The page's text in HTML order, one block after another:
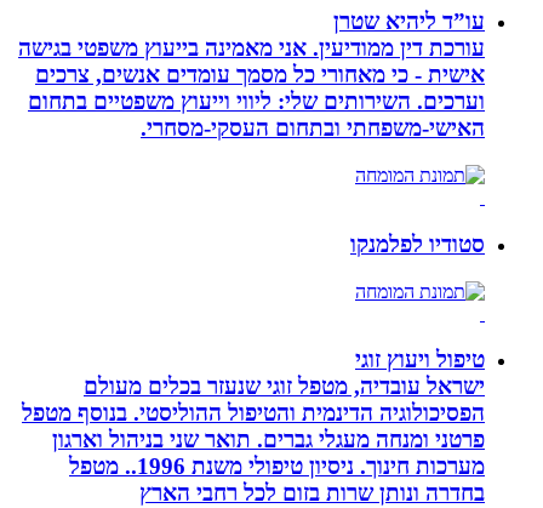
עו”ד ליהיא שטרן
עורכת דין ממודיעין. אני מאמינה בייעוץ משפטי בגישה
אישית - כי מאחורי כל מסמך עומדים אנשים, צרכים
וערכים. השירותים שלי: ליווי וייעוץ משפטיים בתחום
האישי-משפחתי ובתחום העסקי-מסחרי.
סטודיו לפלמנקו
טיפול ויעוץ זוגי
ישראל עובדיה, מטפל זוגי שנעזר בכלים מעולם
הפסיכולוגיה הדינמית והטיפול ההוליסטי. בנוסף מטפל
פרטני ומנחה מעגלי גברים. תואר שני בניהול וארגון
מערכות חינוך. ניסיון טיפולי משנת 1996.. מטפל
בחדרה ונותן שרות בזום לכל רחבי הארץ